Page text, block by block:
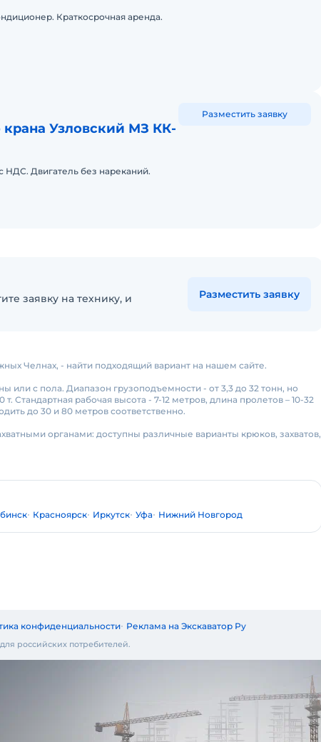
Краткосрочная аренда.
крана Узловский МЗ КК-
НДС. Двигатель без нареканий.
Разместить заявку
заявку на технику, и
Разместить заявку
Челнах, - найти подходящий вариант на нашем сайте.
или с пола. Диапазон грузоподъемности - от 3,3 до 32 тонн, но
рабочая высота - 7-12 метров, длина пролетов – 10-32
до 30 и 80 метров соответственно.
органами: доступны различные варианты крюков, захватов,
Красноярск Иркутск Уфа Нижний Новгород
конфиденциальности Реклама на Экскаватор Ру
российских потребителей.